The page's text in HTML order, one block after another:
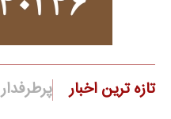
تازه ترین اخبار پرطرفدار